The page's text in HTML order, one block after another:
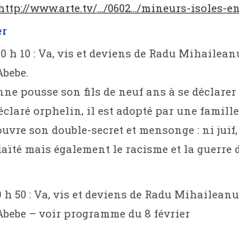
www.arte.tv/…/0602…/mineurs-isoles-
h 10 : Va, vis et deviens de Radu
pousse son fils de neuf ans à se
orphelin, il est adopté par une
son double-secret et mensonge : ni
mais également le racisme et la guerre
50 : Va, vis et deviens de Radu
– voir programme du 8 février